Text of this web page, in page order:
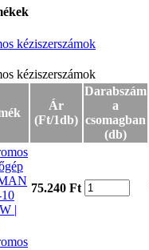
kéziszerszámok
kéziszerszámok
kéziszerszámok
Ár
(Ft/1db)
Darabszám
a
csomagban
(db)
|
75.240 Ft